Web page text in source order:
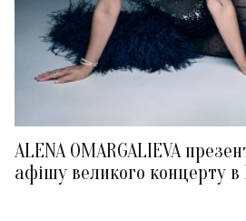
ALENA OMARGALIEVA
афішу великого концерту в